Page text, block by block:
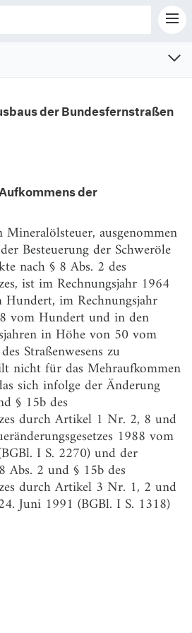
(BGBl. I S. 3122)
Aufkommens
Straßenbaumittel
Vorschriften
für den Werkfernverkehr im
und in den Frachthilfegebieten
der Bundesfernstraßen
der
ausgenommen
Besteuerung der Schweröle
nach § 8 Abs. 2 des
ist im Rechnungsjahr 1964
im Rechnungsjahr
vom Hundert und in den
in Höhe von 50 vom
Straßenwesens zu
nicht für das Mehraufkommen
sich infolge der Änderung
§ 15b des
durch Artikel 1 Nr. 2, 8 und
1988 vom
I S. 2270) und der
Abs. 2 und § 15b des
durch Artikel 3 Nr. 1, 2 und
Juni 1991 (BGBl. I S. 1318)